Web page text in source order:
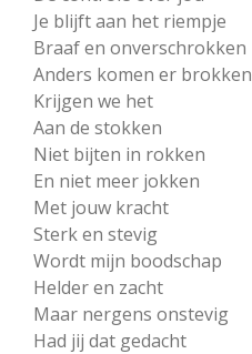
Je blijft aan het riempje
Braaf en onverschrokken
Anders komen er brokken
Krijgen we het
Aan de stokken
Niet bijten in rokken
En niet meer jokken
Met jouw kracht
Sterk en stevig
Wordt mijn boodschap
Helder en zacht
Maar nergens onstevig
Had jij dat gedacht